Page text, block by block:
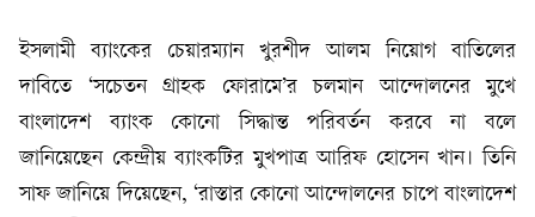
ইসলামী ব্যাংকের চেয়ারম্যান খুরশীদ আলম নিয়োগ বাতিলের
দাবিতে ‘সচেতন গ্রাহক ফোরামে’র চলমান আন্দোলনের মুখে
বাংলাদেশ ব্যাংক কোনো সিদ্ধান্ত পরিবর্তন করবে না বলে
জানিয়েছেন কেন্দ্রীয় ব্যাংকটির মুখপাত্র আরিফ হোসেন খান। তিনি
সাফ জানিয়ে দিয়েছেন, ‘রাস্তার কোনো আন্দোলনের চাপে বাংলাদেশ